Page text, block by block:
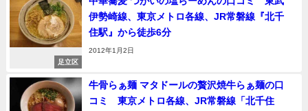
足立区
伊勢崎線、東京メトロ各線、JR常磐線『北千
住駅』から徒歩6分
2012年1月2日
牛骨らぁ麺 マタドールの贅沢焼牛らぁ麺の口
コミ 東京メトロ各線、JR常磐線「北千住